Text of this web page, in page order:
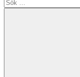
efter: